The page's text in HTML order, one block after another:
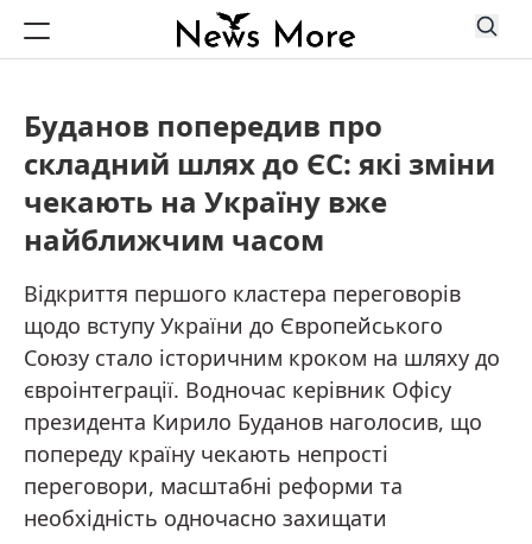
Буданов попередив про
складний шлях до ЄС: які зміни
чекають на Україну вже
найближчим часом
Відкриття першого кластера переговорів
щодо вступу України до Європейського
Союзу стало історичним кроком на шляху до
євроінтеграції. Водночас керівник Офісу
президента Кирило Буданов наголосив, що
попереду країну чекають непрості
переговори, масштабні реформи та
необхідність одночасно захищати